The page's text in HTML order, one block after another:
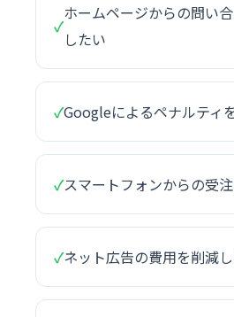
✓
ホームページからの問い
したい
✓Googleによるペナルティ
✓スマートフォンからの受
✓ネット広告の費用を削減